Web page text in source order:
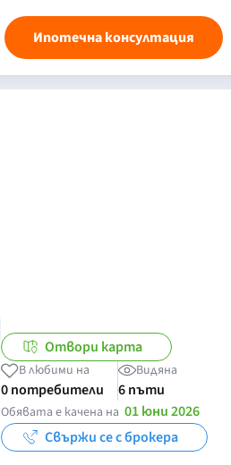
Ипотечна консултация
Отвори карта
В любими на
0 потребители
Видяна
6 пъти
Обявата е качена на 01 юни 2026
Свържи се с брокера